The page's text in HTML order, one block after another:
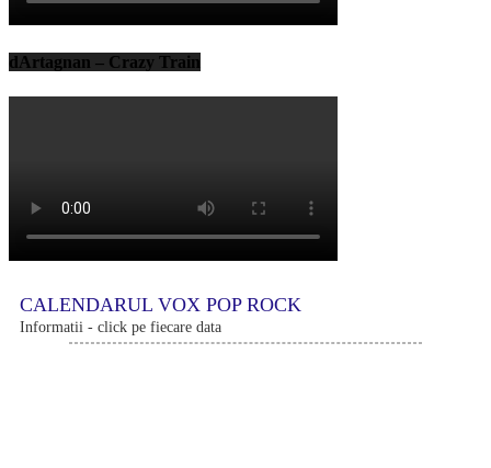
dArtagnan – Crazy Train
CALENDARUL VOX POP ROCK
Informatii - click pe fiecare data